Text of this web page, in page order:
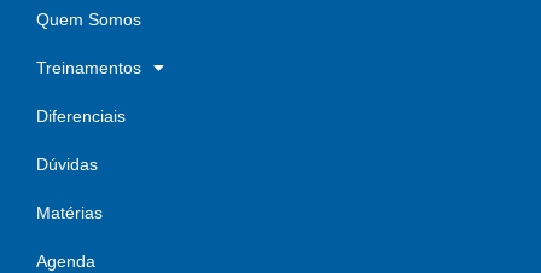
Quem Somos
Treinamentos
Diferenciais
Dúvidas
Matérias
Agenda